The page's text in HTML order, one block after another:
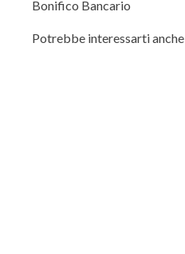
Bonifico Bancario
Potrebbe interessarti anche